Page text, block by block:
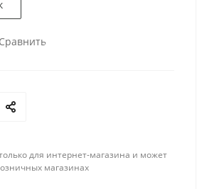
Сравнить
для интернет-магазина и может
магазинах